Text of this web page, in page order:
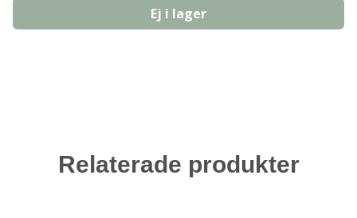
Ej i lager
Relaterade produkter